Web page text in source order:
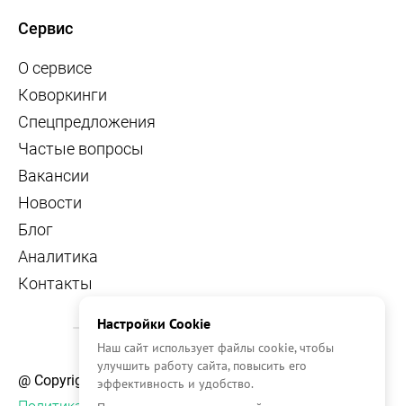
Сервис
О сервисе
Коворкинги
Спецпредложения
Частые вопросы
Вакансии
Новости
Блог
Аналитика
Контакты
@ Copyright, 2026 OFFICE NAVIGATOR
Настройки Cookie
Наш сайт использует файлы cookie, чтобы
улучшить работу сайта, повысить его
эффективность и удобство.